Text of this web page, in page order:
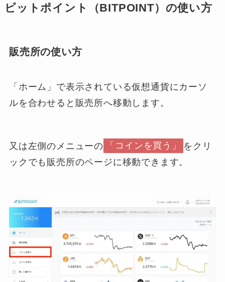
ビットポイント（BITPOINT）の使い方
販売所の使い方
「ホーム」で表示されている仮想通貨にカーソ
ルを合わせると販売所へ移動します。
又は左側のメニューの 「コインを買う」
をクリ
ックでも販売所のページに移動できます。